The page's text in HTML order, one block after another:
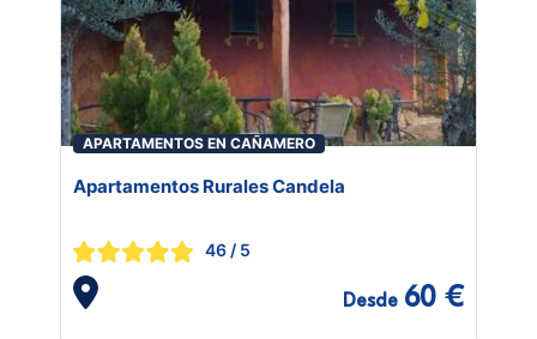
APARTAMENTOS EN CAÑAMERO
Apartamentos Rurales Candela
46 / 5
Desde 60 €